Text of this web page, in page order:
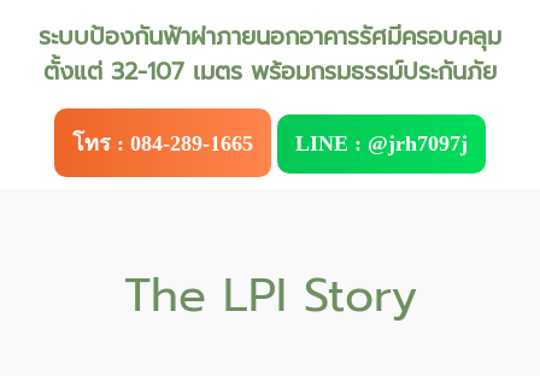
ระบบป้องกันฟ้าผ่าภายนอกอาคารรัศมีครอบคลุม
ตั้งแต่ 32-107 เมตร พร้อมกรมธรรม์ประกันภัย
โทร : 084-289-1665 LINE : @jrh7097j
The LPI Story